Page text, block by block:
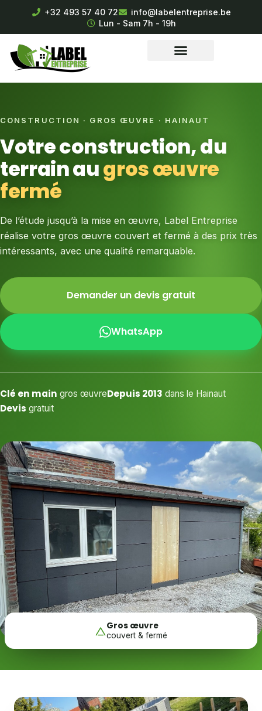
+32 493 57 40 72
info@labelentreprise.be
Lun - Sam 7h - 19h
CONSTRUCTION · GROS ŒUVRE · HAINAUT
Votre construction, du
terrain augros œuvre
fermé
De l’étude jusqu’à la mise en œuvre, Label Entreprise
réalise votre gros œuvre couvert et fermé à des prix très
intéressants, avec une qualité remarquable.
Demander un devis gratuit
WhatsApp
Clé en main gros œuvreDepuis 2013 dans le Hainaut
Devis gratuit
Gros œuvre
couvert & fermé